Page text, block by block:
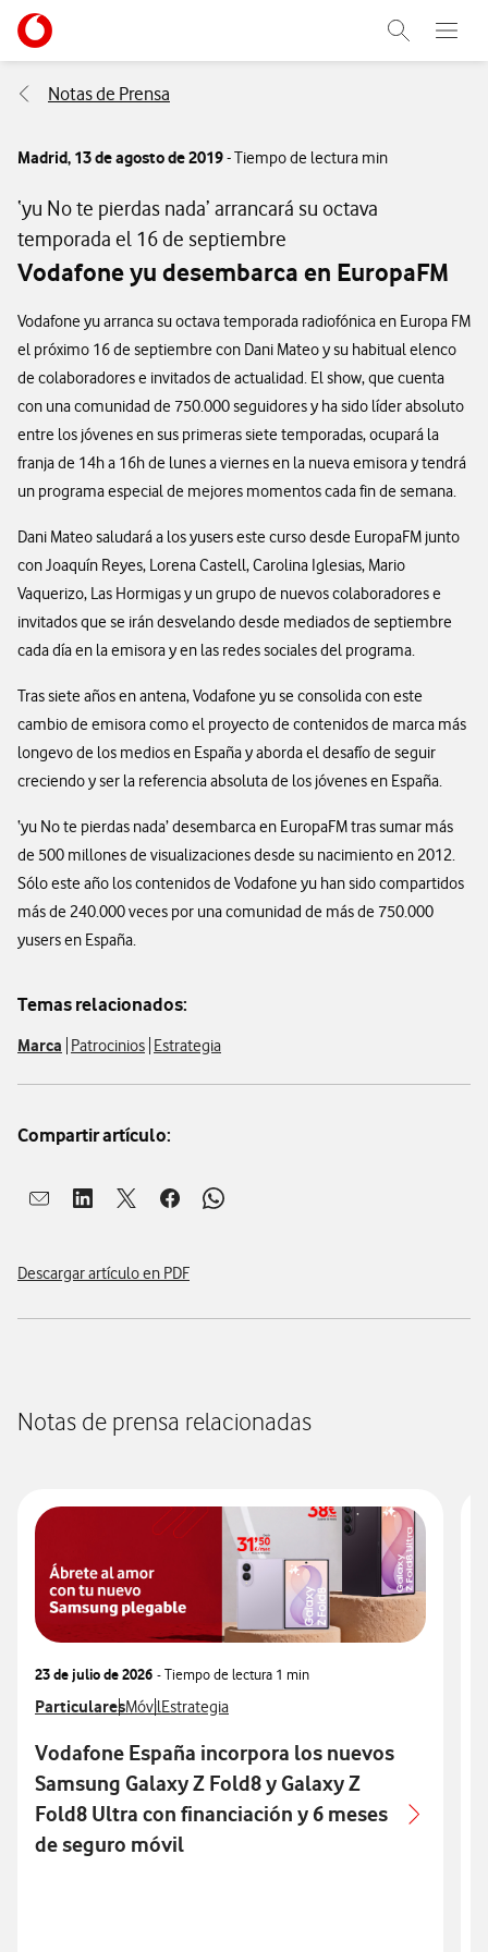
Ir a la pagina principal de vodafone.es
Abrir
Menu
Abre
Notas de Prensa
Madrid, 13 de agosto de 2019- Tiempo de lectura min
‘yu No te pierdas nada’ arrancará su octava
temporada el 16 de septiembre
Vodafone yu desembarca en EuropaFM
Vodafone yu arranca su octava temporada radiofónica en Europa FM
el próximo 16 de septiembre con Dani Mateo y su habitual elenco
de colaboradores e invitados de actualidad. El show, que cuenta
con una comunidad de 750.000 seguidores y ha sido líder absoluto
entre los jóvenes en sus primeras siete temporadas, ocupará la
franja de 14h a 16h de lunes a viernes en la nueva emisora y tendrá
un programa especial de mejores momentos cada fin de semana.
Dani Mateo saludará a los yusers este curso desde EuropaFM junto
con Joaquín Reyes, Lorena Castell, Carolina Iglesias, Mario
Vaquerizo, Las Hormigas y un grupo de nuevos colaboradores e
invitados que se irán desvelando desde mediados de septiembre
cada día en la emisora y en las redes sociales del programa.
Tras siete años en antena, Vodafone yu se consolida con este
cambio de emisora como el proyecto de contenidos de marca más
longevo de los medios en España y aborda el desafío de seguir
creciendo y ser la referencia absoluta de los jóvenes en España.
‘yu No te pierdas nada’ desembarca en EuropaFM tras sumar más
de 500 millones de visualizaciones desde su nacimiento en 2012.
Sólo este año los contenidos de Vodafone yu han sido compartidos
más de 240.000 veces por una comunidad de más de 750.000
yusers en España.
Temas relacionados:
Marca Patrocinios Estrategia
Compartir artículo:
Abrir ventana para compartir en mail
Abrir ventana para compartir en linkedin
Abrir ventana para compartir en twitter
Abrir ventana para compartir en facebook
Abrir ventana para compartir en
Descargar artículo en PDF
Notas de prensa relacionadas
23 de julio de 2026 - Tiempo de lectura 1 min
Ver más notas de prensa relacionados con
ParticularesVer más notas de prensa relacionados con
MóvilVer más notas de prensa relacionados con
Estrategia
Vodafone España incorpora los nuevos
Samsung Galaxy Z Fold8 y Galaxy Z
Fold8 Ultra con financiación y 6 meses
de seguro móvil